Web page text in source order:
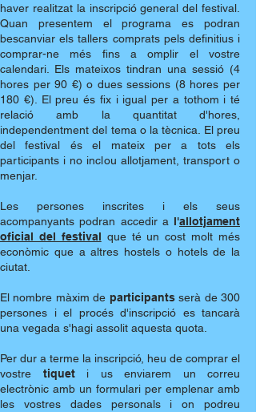
haver realitzat la inscripció general del festival.
Quan presentem el programa es podran
bescanviar els tallers comprats pels definitius i
comprar-ne més fins a omplir el vostre
calendari. Els mateixos tindran una sessió (4
hores per 90 €) o dues sessions (8 hores per
180 €). El preu és fix i igual per a tothom i té
relació amb la quantitat d'hores,
independentment del tema o la tècnica. El preu
del festival és el mateix per a tots els
participants i no inclou allotjament, transport o
menjar.
Les persones inscrites i els seus
acompanyants podran accedir a l'allotjament
oficial del festival que té un cost molt més
econòmic que a altres hostels o hotels de la
ciutat.
El nombre màxim de participantsserà de 300
persones i el procés d'inscripció es tancarà
una vegada s'hagi assolit aquesta quota.
Per dur a terme la inscripció, heu de comprar el
vostre tiquet i us enviarem un correu
electrònic amb un formulari per emplenar amb
les vostres dades personals i on podreu